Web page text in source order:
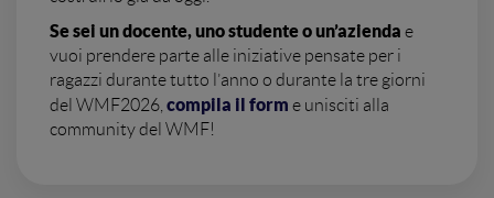
Se sei un docente, uno studente o un’azienda e
vuoi prendere parte alle iniziative pensate per i
ragazzi durante tutto l’anno o durante la tre giorni
del WMF2026, compila il form e unisciti alla
community del WMF!